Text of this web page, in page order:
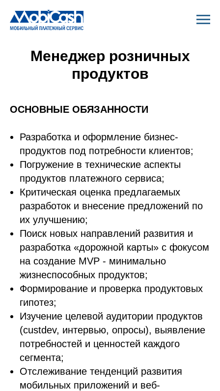
Менеджер розничных
продуктов
ОСНОВНЫЕ ОБЯЗАННОСТИ
Разработка и оформление бизнес-
продуктов под потребности клиентов;
Погружение в технические аспекты
продуктов платежного сервиса;
Критическая оценка предлагаемых
разработок и внесение предложений по
их улучшению;
Поиск новых направлений развития и
разработка «дорожной карты» с фокусом
на создание MVP - минимально
жизнеспособных продуктов;
Формирование и проверка продуктовых
гипотез;
Изучение целевой аудитории продуктов
(custdev, интервью, опросы), выявление
потребностей и ценностей каждого
сегмента;
Отслеживание тенденций развития
мобильных приложений и веб-